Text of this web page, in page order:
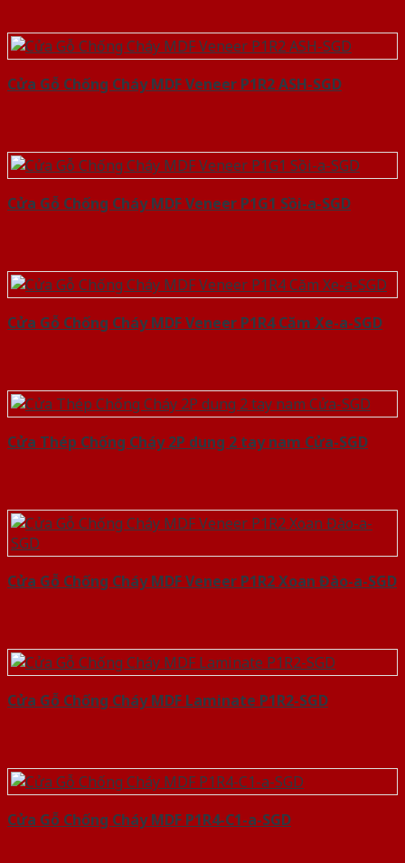
Cửa Gỗ Chống Cháy MDF Veneer P1R2 ASH-SGD
Cửa Gỗ Chống Cháy MDF Veneer P1G1 Sồi-a-SGD
Cửa Gỗ Chống Cháy MDF Veneer P1R4 Căm Xe-a-SGD
Cửa Thép Chống Cháy 2P dung 2 tay nam Cửa-SGD
Cửa Gỗ Chống Cháy MDF Veneer P1R2 Xoan Đào-a-SGD
Cửa Gỗ Chống Cháy MDF Laminate P1R2-SGD
Cửa Gỗ Chống Cháy MDF P1R4-C1-a-SGD